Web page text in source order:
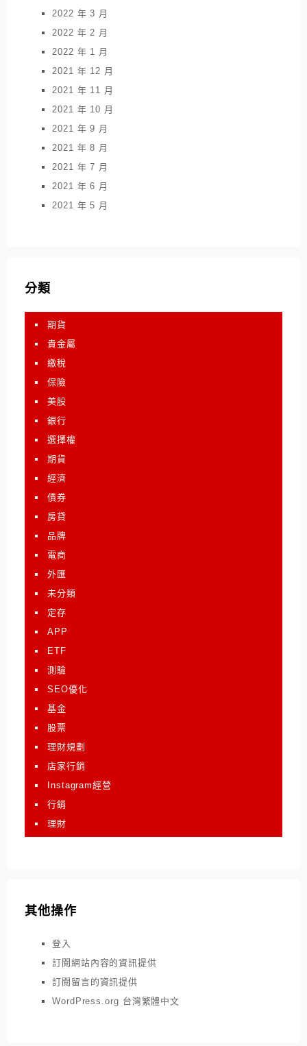
2022 年 3 月
2022 年 2 月
2022 年 1 月
2021 年 12 月
2021 年 11 月
2021 年 10 月
2021 年 9 月
2021 年 8 月
2021 年 7 月
2021 年 6 月
2021 年 5 月
分類
期貨
貴金屬
繳稅
保險
美股
銀行
選擇權
期貨
經濟
債券
房貸
品牌
電商
外匯
未分類
定存
APP
ETF
測驗
SEO優化
基金
股票
理財規劃
店家行銷
Instagram經營
行銷
理財
其他操作
登入
訂閱網站內容的資訊提供
訂閱留言的資訊提供
WordPress.org 台灣繁體中文